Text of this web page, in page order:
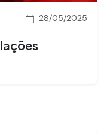
28/05/2025